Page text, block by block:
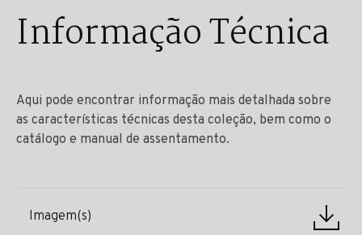
Informação Técnica
Aqui pode encontrar informação mais detalhada sobre
as características técnicas desta coleção, bem como o
catálogo e manual de assentamento.
Imagem(s)